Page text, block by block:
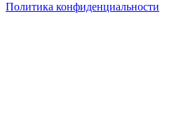
Политика конфиденциальности